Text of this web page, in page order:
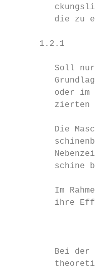
die zu
1.2.1
Soll
oder im
zierten
Die
schine
Im
ihre
Bei der